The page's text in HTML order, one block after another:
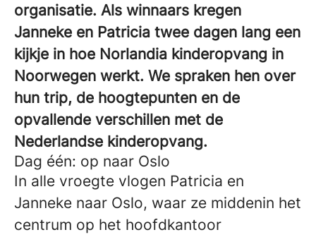
organisatie. Als winnaars kregen
Janneke en Patricia twee dagen lang een
kijkje in hoe Norlandia kinderopvang in
Noorwegen werkt. We spraken hen over
hun trip, de hoogtepunten en de
opvallende verschillen met de
Nederlandse kinderopvang.
Dag één: op naar Oslo
In alle vroegte vlogen Patricia en
Janneke naar Oslo, waar ze middenin het
centrum op het hoofdkantoor